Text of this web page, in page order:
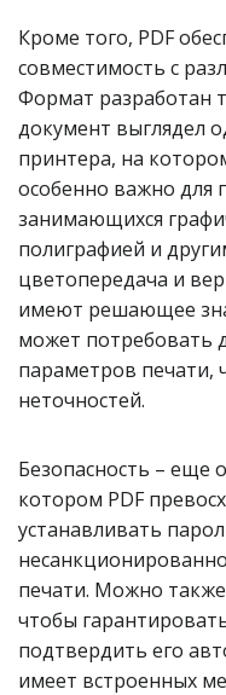
Кроме того, PDF
совместимость с
Формат разработан
документ выглядел
принтера, на
особенно важно для
занимающихся
полиграфией и
цветопередача и
имеют решающее
может потребовать
параметров печати,
неточностей.
Безопасность – еще
котором PDF
устанавливать
печати. Можно
чтобы
подтвердить его
имеет встроенных